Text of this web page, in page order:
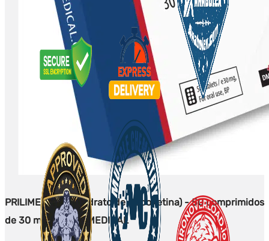
PRILIMED 30 (Cloridrato de Dapoxetina) - 50 comprimidos
de 30 mg - DEUS-MEDICAL